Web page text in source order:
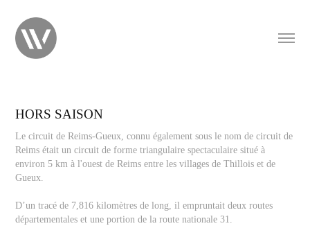
HORS SAISON
Le circuit de Reims-Gueux, connu également sous le nom de circuit de
Reims était un circuit de forme triangulaire spectaculaire situé à
environ 5 km à l'ouest de Reims entre les villages de Thillois et de
Gueux.
D’un tracé de 7,816 kilomètres de long, il empruntait deux routes
départementales et une portion de la route nationale 31.